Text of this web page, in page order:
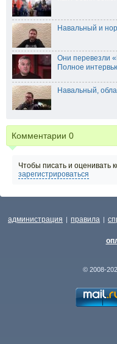
Навальный и
Они перевезли
Полное
Навальный,
Комментарии 0
Чтобы писать и оценивать
зарегистрироваться
администрация | правила |
© 2008-